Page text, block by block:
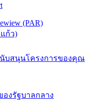
(PAR)
ก้ว)
บสนุนโครงการของคุณ
งรัฐบาลกลาง